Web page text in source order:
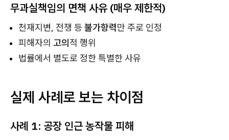
무과실책임의 면책 사유 (매우 제한적)
천재지변, 전쟁 등 불가항력만 주로 인정
피해자의 고의적 행위
법률에서 별도로 정한 특별한 사유
실제 사례로 보는 차이점
사례 1: 공장 인근 농작물 피해